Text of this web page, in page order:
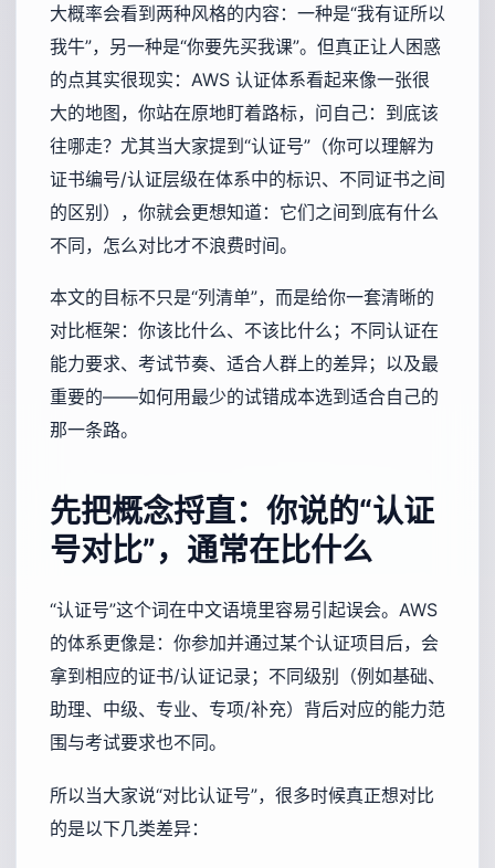
大概率会看到两种风格的内容：一种是“我有证所以
我牛”，另一种是“你要先买我课”。但真正让人困惑
的点其实很现实：AWS 认证体系看起来像一张很
大的地图，你站在原地盯着路标，问自己：到底该
往哪走？尤其当大家提到“认证号”（你可以理解为
证书编号/认证层级在体系中的标识、不同证书之间
的区别），你就会更想知道：它们之间到底有什么
不同，怎么对比才不浪费时间。
本文的目标不只是“列清单”，而是给你一套清晰的
对比框架：你该比什么、不该比什么；不同认证在
能力要求、考试节奏、适合人群上的差异；以及最
重要的——如何用最少的试错成本选到适合自己的
那一条路。
先把概念捋直：你说的“认证
号对比”，通常在比什么
“认证号”这个词在中文语境里容易引起误会。AWS
的体系更像是：你参加并通过某个认证项目后，会
拿到相应的证书/认证记录；不同级别（例如基础、
助理、中级、专业、专项/补充）背后对应的能力范
围与考试要求也不同。
所以当大家说“对比认证号”，很多时候真正想对比
的是以下几类差异：